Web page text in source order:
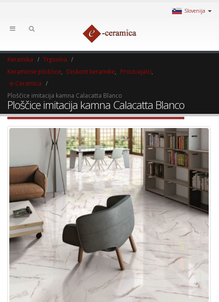
Slovenija
Keramika
Trgovina
Keramične ploščice
Diskont keramike Proizvajalci
e-Ceramica
Ploščice imitacija kamna Calacatta Blanco
Ploščice imitacija kamna Calacatta Blanco